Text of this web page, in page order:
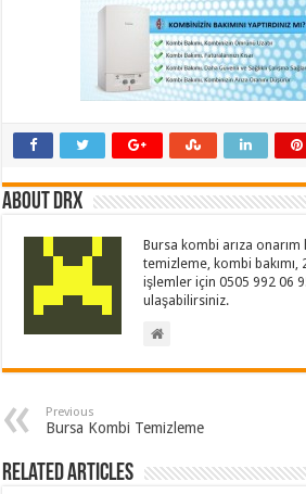
About drx
Bursa kombi arıza
temizleme, kombi bakımı,
işlemler için 0505 992 06
ulaşabilirsiniz.
Previous
Bursa Kombi Temizleme
Related Articles